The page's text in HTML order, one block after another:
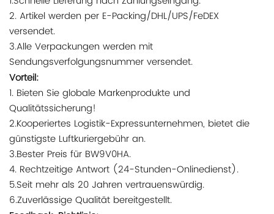
2. Artikel werden per E-Packing/DHL/UPS/FeDEX
versendet.
3.Alle Verpackungen werden mit
Sendungsverfolgungsnummer versendet.
Vorteil:
1. Bieten Sie globale Markenprodukte und
Qualitätssicherung!
2.Kooperiertes Logistik-Expressunternehmen, bietet die
günstigste Luftkuriergebühr an.
3.Bester Preis für BW9V0HA.
4. Rechtzeitige Antwort (24-Stunden-Onlinedienst).
5.Seit mehr als 20 Jahren vertrauenswürdig.
6.Zuverlässige Qualität bereitgestellt.